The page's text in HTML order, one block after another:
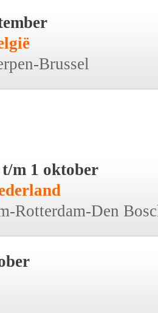
Brussel
t/m 1 oktober
Rotterdam-Den